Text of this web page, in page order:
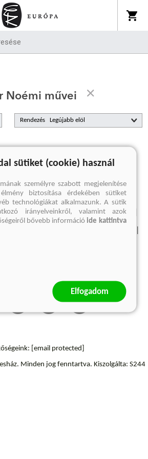
Noémi művei
Rendezés
kifejezésre nincs találat
Elállási felmondási nyilatkozat
[email protected]
Minden jog fenntartva. Kiszolgálta: S244
sütiket (cookie) használ
személyre szabott megjelenítése
biztosítása érdekében sütiket
technológiákat alkalmazunk. A sütik
irányelveinkről, valamint azok
bővebb információide kattintva
Elfogadom